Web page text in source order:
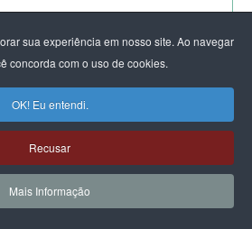
sua experiência em nosso site. Ao navegar
concorda com o uso de cookies.
OK! Eu entendi.
Recusar
Mais Informação
“A noção de
é profunda”.
especial com Eva
Blay